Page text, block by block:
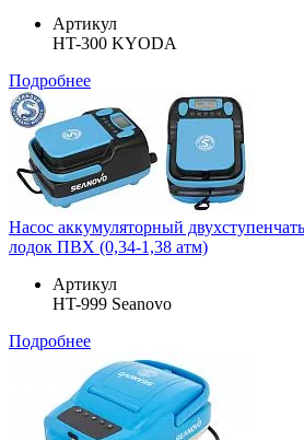
Артикул
HT-300 KYODA
Подробнее
Насос аккумуляторный
лодок ПВХ (0,34-1,38 атм)
Артикул
HT-999 Seanovo
Подробнее